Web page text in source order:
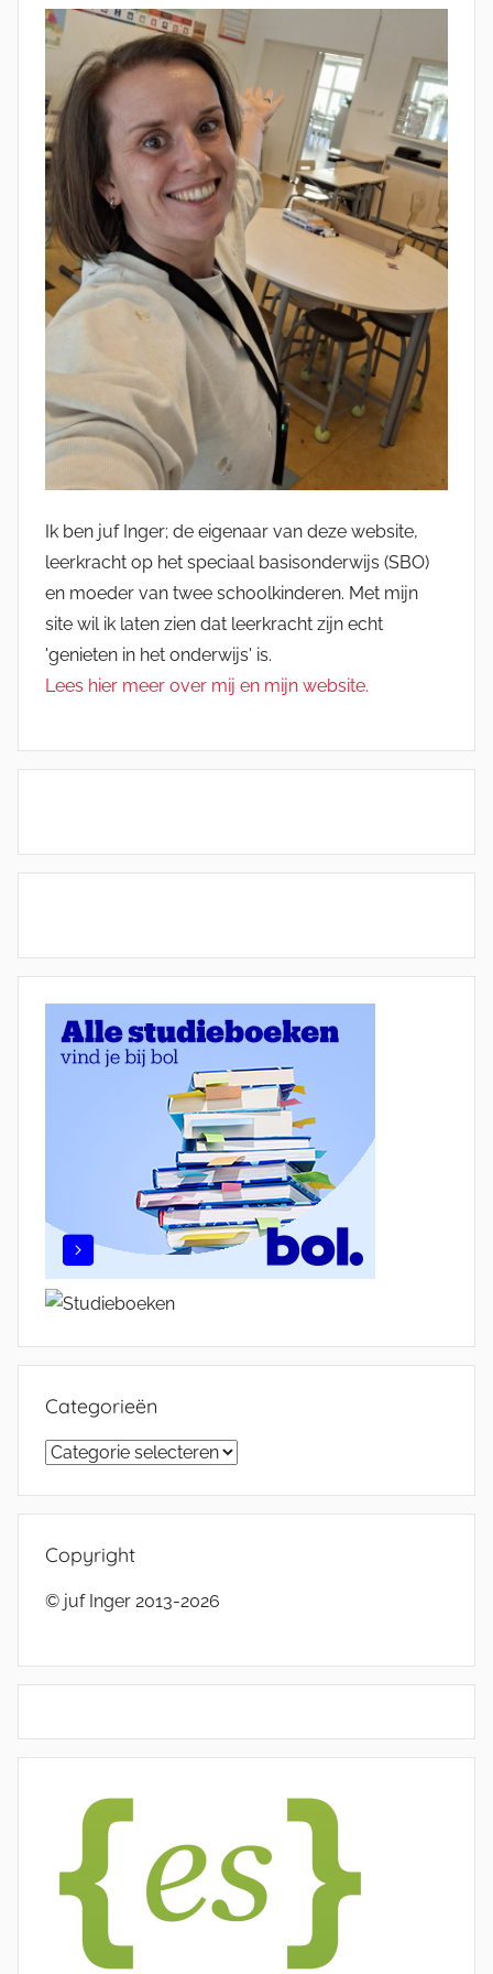
Ik ben juf Inger; de eigenaar van deze website,
leerkracht op het speciaal basisonderwijs (SBO)
en moeder van twee schoolkinderen. Met mijn
site wil ik laten zien dat leerkracht zijn echt
'genieten in het onderwijs' is.
Lees hier meer over mij en mijn website.
Categorieën
Categorieën
Copyright
© juf Inger 2013-2026